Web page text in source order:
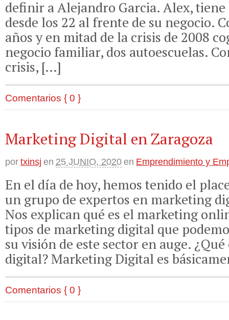
definir a Alejandro Garcia. Alex, tiene
desde los 22 al frente de su negocio.
años y en mitad de la crisis de 2008
negocio familiar, dos autoescuelas.
crisis, […]
Comentarios { 0 }
Marketing Digital en Zaragoza
por txinsj en 25 JUNIO, 2020 en Emprendimiento y
En el día de hoy, hemos tenido el
un grupo de expertos en marketing
Nos explican qué es el marketing
tipos de marketing digital que
su visión de este sector en auge.
digital? Marketing Digital es
Comentarios { 0 }